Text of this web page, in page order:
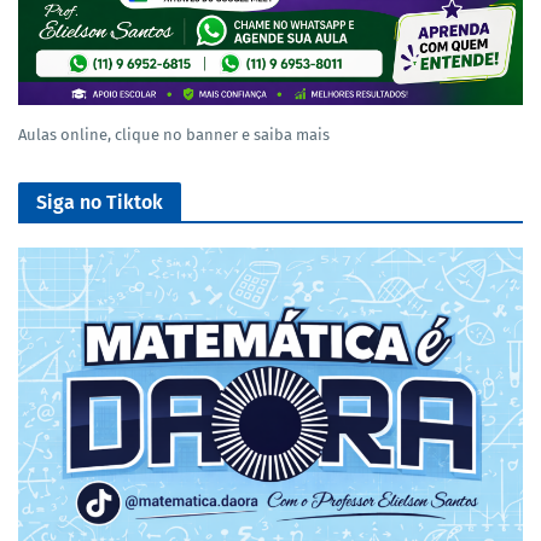
Aulas online, clique no banner e saiba mais
Siga no Tiktok